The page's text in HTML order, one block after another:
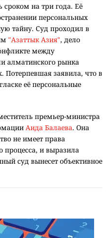
сроком на три года. Её
персональных
тайну. Суд проходил в
"Азаттык Азия", дело
между
алматинского рынка
Потерпевшая заявила, что в
её персональные
премьер-министра
Аида Балаева. Она
не имеет права
процесса, и выразила
суд вынесет объективное